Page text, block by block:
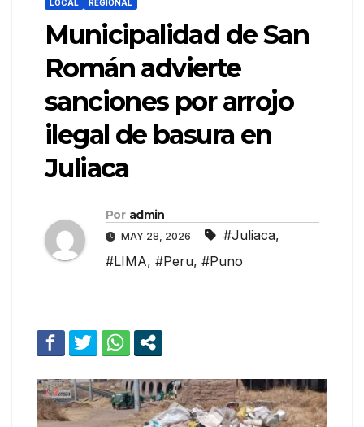
LOCAL REGIONAL
Municipalidad de San
Román advierte
sanciones por arrojo
ilegal de basura en
Juliaca
Por admin
MAY 28, 2026 #Juliaca,
#LIMA, #Peru, #Puno